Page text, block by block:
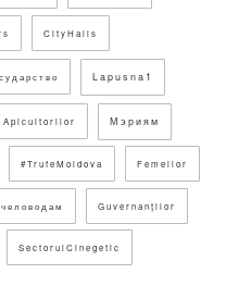
CityHalls
Lapusna1
Apicultorilor Мэриям
#TrufeMoldova Femeilor
Guvernanților
SectorulCinegetic